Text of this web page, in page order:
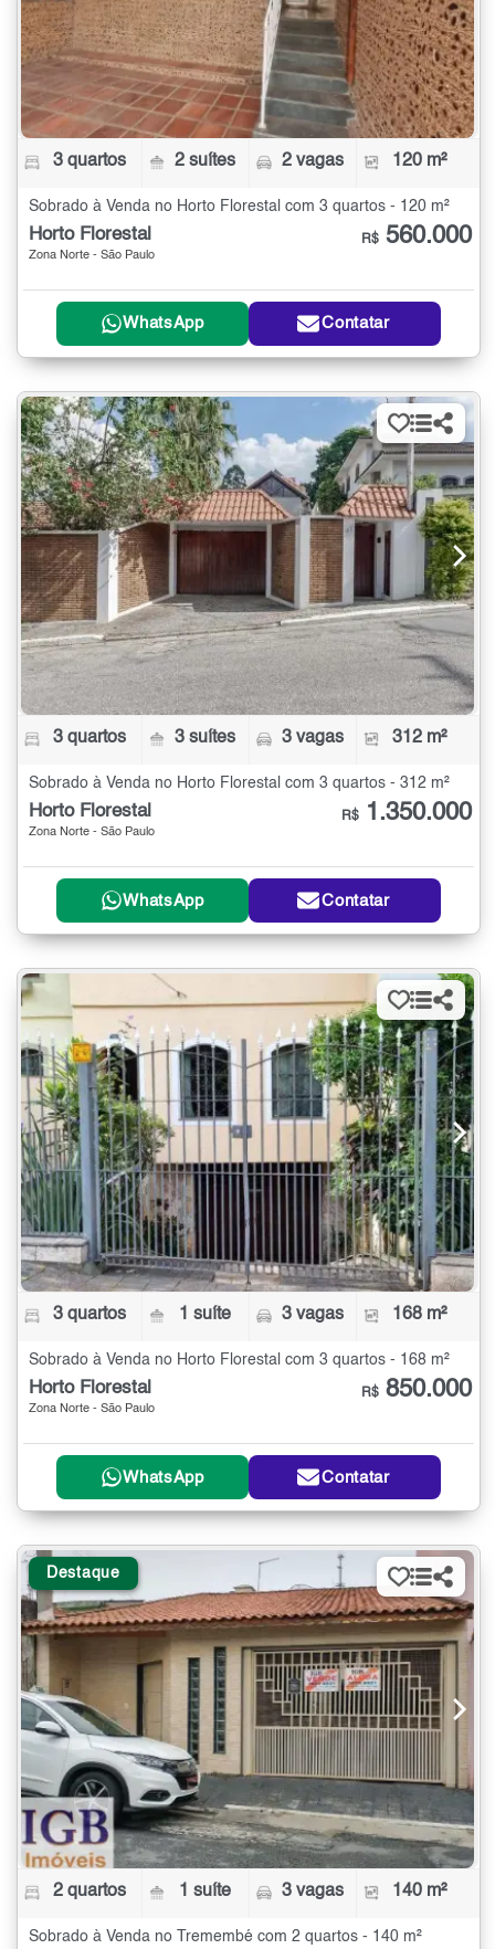
3 quartos 2 suítes 2 vagas 120 m²
Sobrado à Venda no Horto Florestal com 3 quartos - 120 m²
Horto Florestal
Zona Norte - São Paulo
R$ 560.000
WhatsApp Contatar
3 quartos 3 suítes 3 vagas 312 m²
Sobrado à Venda no Horto Florestal com 3 quartos - 312 m²
Horto Florestal
Zona Norte - São Paulo
R$ 1.350.000
WhatsApp Contatar
3 quartos 1 suíte 3 vagas 168 m²
Sobrado à Venda no Horto Florestal com 3 quartos - 168 m²
Horto Florestal
Zona Norte - São Paulo
R$ 850.000
WhatsApp Contatar
Destaque
2 quartos 1 suíte 3 vagas 140 m²
Sobrado à Venda no Tremembé com 2 quartos - 140 m²